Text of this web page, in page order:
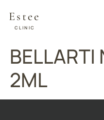
Estee
CLINIC
BELLARTI
2ML